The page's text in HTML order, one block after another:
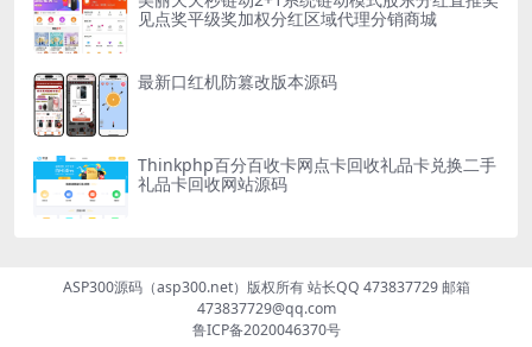
见点奖平级奖加权分红区域代理分销商城
最新口红机防篡改版本源码
Thinkphp百分百收卡网点卡回收礼品卡兑换二手
礼品卡回收网站源码
ASP300源码（asp300.net）版权所有 站长QQ 473837729 邮箱
473837729@qq.com
鲁ICP备2020046370号